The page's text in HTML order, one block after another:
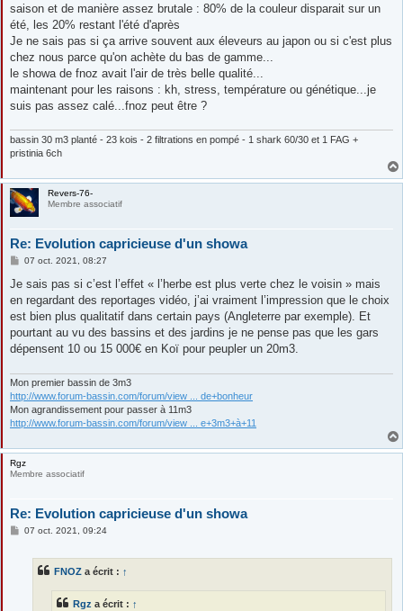
a
g
saison et de manière assez brutale : 80% de la couleur disparait sur un
été, les 20% restant l'été d'après
Je ne sais pas si ça arrive souvent aux éleveurs au japon ou si c'est plus
chez nous parce qu'on achète du bas de gamme...
le showa de fnoz avait l'air de très belle qualité...
maintenant pour les raisons : kh, stress, température ou génétique...je
suis pas assez calé...fnoz peut être ?
bassin 30 m3 planté - 23 kois - 2 filtrations en pompé - 1 shark 60/30 et 1 FAG +
pristinia 6ch
Revers-76-
Membre associatif
Re: Evolution capricieuse d'un showa
M
s
a
g
07 oct. 2021, 08:27
Je sais pas si c’est l’effet « l’herbe est plus verte chez le voisin » mais
en regardant des reportages vidéo, j’ai vraiment l’impression que le choix
est bien plus qualitatif dans certain pays (Angleterre par exemple). Et
pourtant au vu des bassins et des jardins je ne pense pas que les gars
dépensent 10 ou 15 000€ en Koï pour peupler un 20m3.
Mon premier bassin de 3m3
http://www.forum-bassin.com/forum/view ... de+bonheur
Mon agrandissement pour passer à 11m3
http://www.forum-bassin.com/forum/view ... e+3m3+à+11
Rgz
Membre associatif
Re: Evolution capricieuse d'un showa
M07 oct. 2021, 09:24
FNOZ a écrit : ↑
Rgz a écrit : ↑